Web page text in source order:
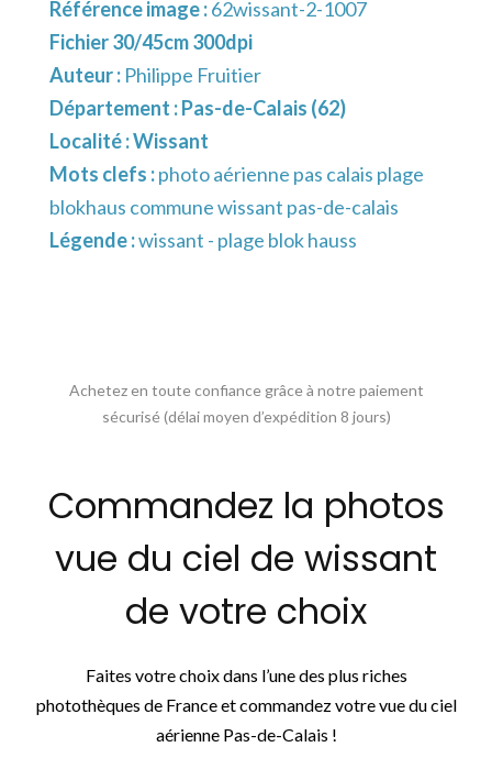
Référence image :62wissant-2-1007
Fichier 30/45cm 300dpi
Auteur : Philippe Fruitier
Département :Pas-de-Calais (62)
Localité :Wissant
Mots clefs :photo aérienne pas calais plage
blokhaus commune wissant pas-de-calais
Légende :wissant - plage blok hauss
Achetez en toute confiance grâce à notre paiement
sécurisé (délai moyen d’expédition 8 jours)
Commandez la photos
vue du ciel de wissant
de votre choix
Faites votre choix dans l’une des plus riches
photothèques de France et commandez votre vue du ciel
aérienne Pas-de-Calais !